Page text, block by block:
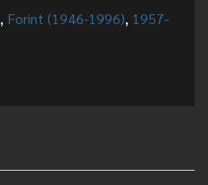
, Forint (1946-1996), 1957-